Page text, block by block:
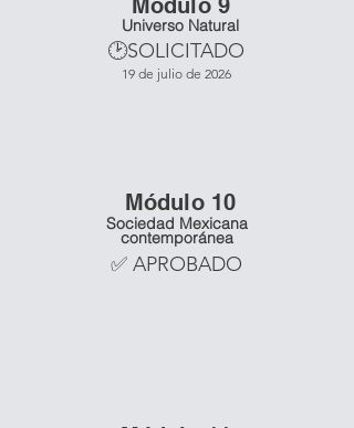
Módulo 9
Universo Natural
🕑SOLICITADO
19 de julio de 2026
Sociedad Mexicana
contemporánea
✅ APROBADO
Módulo 10